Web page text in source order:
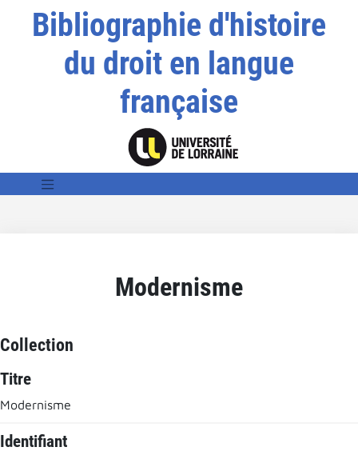
Bibliographie d'histoire
du droit en langue
française
Modernisme
Collection
Titre
Modernisme
Identifiant